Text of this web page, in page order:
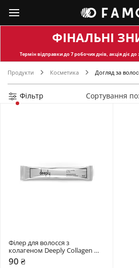
ФІНАЛЬНІ
Термін відправкидо 7 робочих днів, акція діє
Продукти Косметика Догляд за
Фільтр Сортування по:
Філер для волосся з
колагеном Deeply Collagen
Restoring Hair Filler
90 ₴